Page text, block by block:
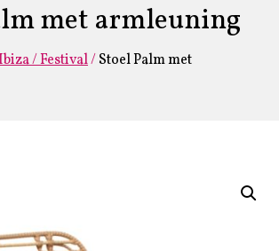
met armleuning
/ Festival/Stoel Palm met